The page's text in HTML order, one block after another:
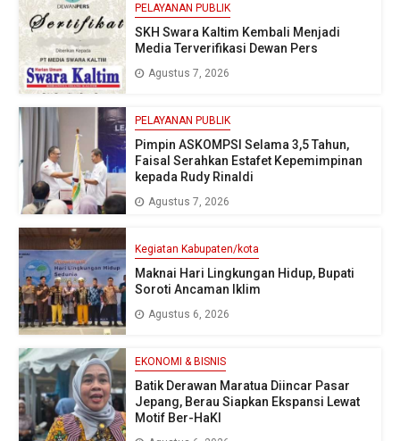
PELAYANAN PUBLIK
SKH Swara Kaltim Kembali Menjadi
Media Terverifikasi Dewan Pers
Agustus 7, 2026
PELAYANAN PUBLIK
Pimpin ASKOMPSI Selama 3,5 Tahun,
Faisal Serahkan Estafet Kepemimpinan
kepada Rudy Rinaldi
Agustus 7, 2026
Kegiatan Kabupaten/kota
Maknai Hari Lingkungan Hidup, Bupati
Soroti Ancaman Iklim
Agustus 6, 2026
EKONOMI & BISNIS
Batik Derawan Maratua Diincar Pasar
Jepang, Berau Siapkan Ekspansi Lewat
Motif Ber-HaKI